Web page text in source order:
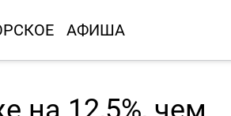
АФИША
на 12,5%, чем